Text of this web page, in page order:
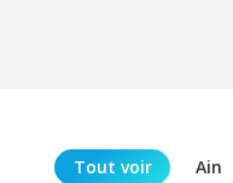
Tout voir Ain